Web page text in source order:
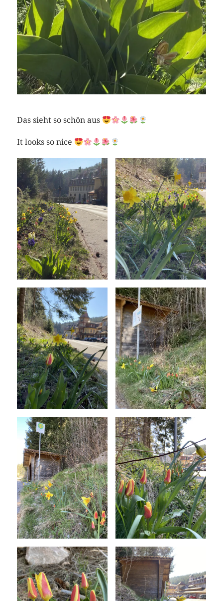
Das sieht so schön aus
It looks so nice